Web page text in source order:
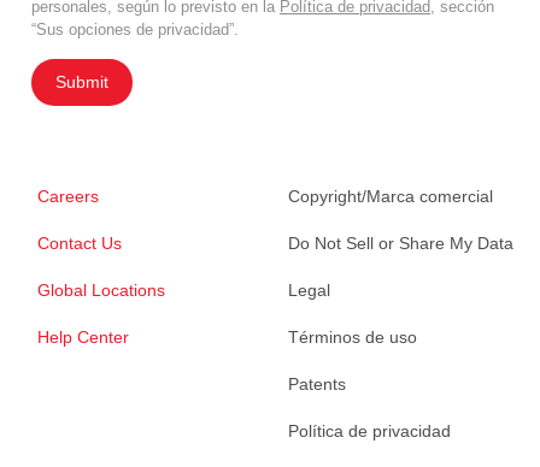
personales, según lo previsto en la Política de privacidad, sección
“Sus opciones de privacidad”.
Submit
Careers
Contact Us
Global Locations
Help Center
Copyright/Marca comercial
Do Not Sell or Share My Data
Legal
Términos de uso
Patents
Política de privacidad